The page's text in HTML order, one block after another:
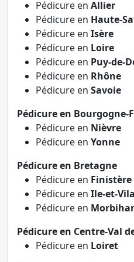
Pédicure en Allier
Pédicure en Haute-
Pédicure en Isère
Pédicure en Loire
Pédicure en Puy-de-
Pédicure en Rhône
Pédicure en Savoie
Pédicure en Bourgogne-
Pédicure en Nièvre
Pédicure en Yonne
Pédicure en Bretagne
Pédicure en Finistère
Pédicure en Ile-et-
Pédicure en
Pédicure en Centre-Val
Pédicure en Loiret